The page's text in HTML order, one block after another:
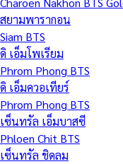
สยามพารากอน
Siam BTS
ดิ เอ็มโพเรียม
Phrom Phong BTS
ดิ เอ็มควอเทียร์
Phrom Phong BTS
เซ็นทรัล เอ็มบาสซี
Phloen Chit BTS
เซ็นทรัล ชิดลม